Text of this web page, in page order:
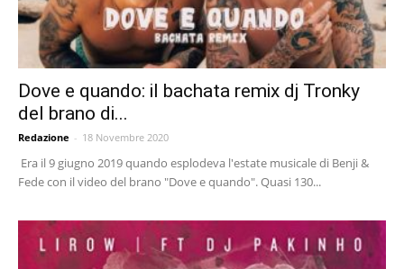
Dove e quando: il bachata remix dj Tronky
del brano di...
Redazione - 18 Novembre 2020
Era il 9 giugno 2019 quando esplodeva l'estate musicale di Benji &
Fede con il video del brano "Dove e quando". Quasi 130...